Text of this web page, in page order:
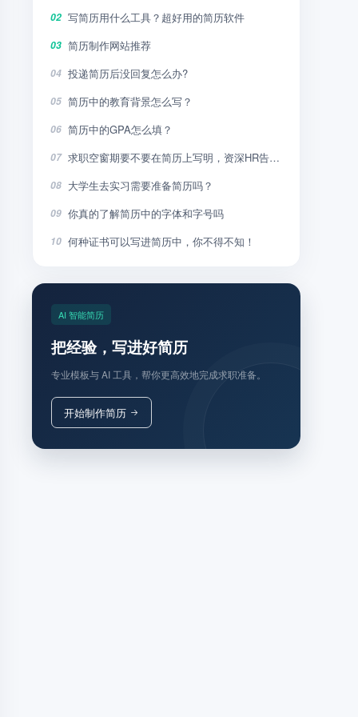
02 写简历用什么工具？超好用的简历软件
03 简历制作网站推荐
04 投递简历后没回复怎么办?
05 简历中的教育背景怎么写？
06 简历中的GPA怎么填？
07 求职空窗期要不要在简历上写明，资深HR告诉你
08 大学生去实习需要准备简历吗？
09 你真的了解简历中的字体和字号吗
10 何种证书可以写进简历中，你不得不知！
AI 智能简历
把经验，写进好简历
专业模板与 AI 工具，帮你更高效地完成求职准备。
开始制作简历